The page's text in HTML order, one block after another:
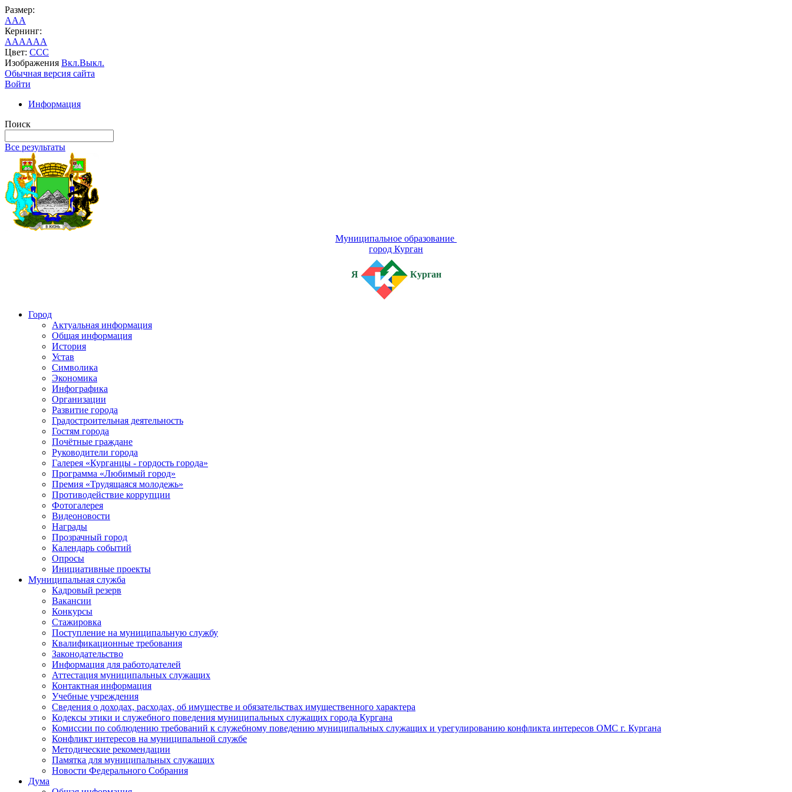
Размер:
AAA
Кернинг:
AAAAAA
Цвет: CCC
Изображения Вкл.Выкл.
Обычная версия сайта
Войти
Информация
Поиск
Все результаты
Муниципальное образование
город Курган
Я Курган
Город
Актуальная информация
Общая информация
История
Устав
Символика
Экономика
Инфографика
Организации
Развитие города
Градостроительная деятельность
Гостям города
Почётные граждане
Руководители города
Галерея «Курганцы - гордость города»
Программа «Любимый город»
Премия «Трудящаяся молодежь»
Противодействие коррупции
Фотогалерея
Видеоновости
Награды
Прозрачный город
Календарь событий
Опросы
Инициативные проекты
Муниципальная служба
Кадровый резерв
Вакансии
Конкурсы
Стажировка
Поступление на муниципальную службу
Квалификационные требования
Законодательство
Информация для работодателей
Аттестация муниципальных служащих
Контактная информация
Учебные учреждения
Сведения о доходах, расходах, об имуществе и обязательствах имущественного характера
Кодексы этики и служебного поведения муниципальных служащих города Кургана
Комиссии по соблюдению требований к служебному поведению муниципальных служащих и урегулированию конфликта интересов ОМС г. Кургана
Конфликт интересов на муниципальной службе
Методические рекомендации
Памятка для муниципальных служащих
Новости Федерального Cобрания
Дума